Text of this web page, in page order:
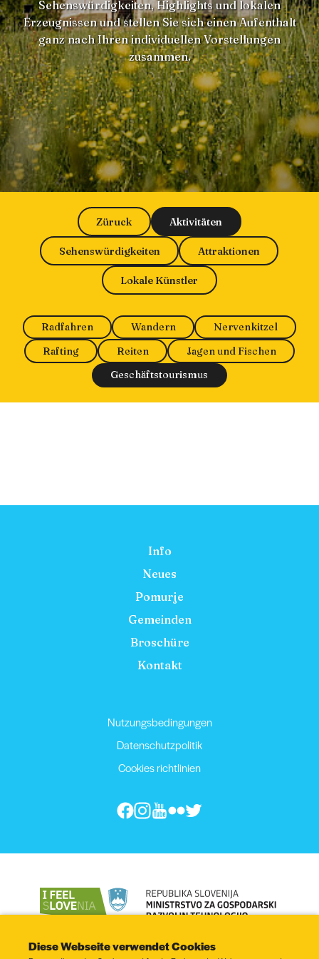
Sehenswürdigkeiten, Highlights und lokalen
Erzeugnissen und stellen Sie sich einen Aufenthalt
ganz nach Ihren individuellen Vorstellungen
zusammen.
Züruck Aktivitäten
Sehenswürdigkeiten Attraktionen
Lokale Künstler
Radfahren Wandern
Nervenkitzel
Rafting
Reiten
Jagen und Fischen
Geschäftstourismus
Info
Neues
Pomurje
Gemeinden
Broschüre
Kontakt
Nutzungsbedingungen
Datenschutzpolitik
Cookies richtlinien
Diese Webseite verwendet Cookies